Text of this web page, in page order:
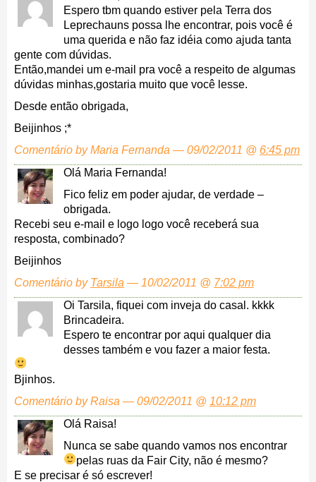
Espero tbm quando estiver pela Terra dos
Leprechauns possa lhe encontrar, pois você é
uma querida e não faz idéia como ajuda tanta
gente com dúvidas.
Então,mandei um e-mail pra você a respeito de algumas
dúvidas minhas,gostaria muito que você lesse.
Desde então obrigada,
Beijinhos ;*
Comentário by Maria Fernanda — 09/02/2011 @ 6:45 pm
Olá Maria Fernanda!
Fico feliz em poder ajudar, de verdade –
obrigada.
Recebi seu e-mail e logo logo você receberá sua
resposta, combinado?
Beijinhos
Comentário by Tarsila — 10/02/2011 @ 7:02 pm
Oi Tarsila, fiquei com inveja do casal. kkkk
Brincadeira.
Espero te encontrar por aqui qualquer dia
desses também e vou fazer a maior festa.
Bjinhos.
Comentário by Raisa — 09/02/2011 @ 10:12 pm
Olá Raisa!
Nunca se sabe quando vamos nos encontrar
pelas ruas da Fair City, não é mesmo?
E se precisar é só escrever!